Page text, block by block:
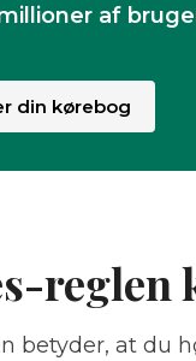
af
din kørebog
betyder, at du